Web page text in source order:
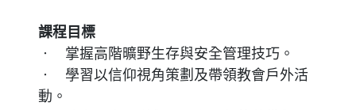
課程目標
• 掌握高階曠野生存與安全管理技巧。
• 學習以信仰視角策劃及帶領教會戶外活
動。